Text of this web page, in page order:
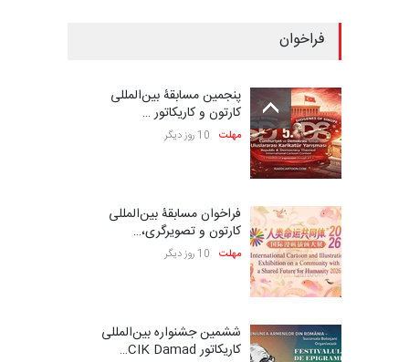
فراخوان
پنجمین مسابقۀ بین‌المللی
کارتون و کاریکاتور …
مهلت 10 روز دیگر
فراخوان مسابقۀ بین‌المللی
کارتون و تصویرگری،…
مهلت 10 روز دیگر
ششمین جشنواره بین‌المللی
کاریکاتور CIK Damad…